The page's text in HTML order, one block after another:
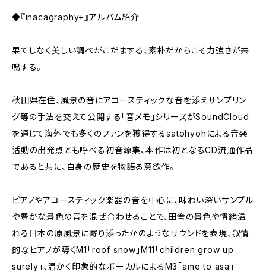
◆『inacagraphy+』アルバム紹介
果てしなく美しい調べがこだまする、素朴だからこそ力強さが共
鳴する。
秋田県在住、風景の音にアコースティックな音を添えサンプリン
グ等の手法を交えて公開する「音メモ」シリーズがSoundCloud
を通じて海外でも多くのファンを獲得するsatohyohによる音楽
活動の出発点とも呼べる初音源集、本作は初となるCD流通作品
であると共に、自身の歴史を物語る意欲作。
ピアノやアコースティック楽器の音を中心に、味わい深いサンプル
や豊かな景色の音を混ぜ合わせることで、田舎の景色や情緒溢
れる日本の原風景に寄り添ったかのようなサウンドを表現、叙情
的なピアノが導くM1「roof snow」M11「children grow up
surely」、温かく印象的なボーカルによるM3「ame to asa」